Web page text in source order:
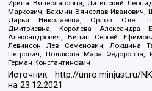
Ирина Вячеславовна, Литинский
Маркович, Бахмин Вячеслав Иванович,
Дарья Николаевна, Орлов Олег
Дмитриевна, Королева Александра
Александрович, Вицин Сергей
Левинсон Лев Семенович, Локшина
Петрович, Полякова Мара Федоровна,
Герман Константинович
Источник: http://unro.minjust.ru/
на23.12.2021